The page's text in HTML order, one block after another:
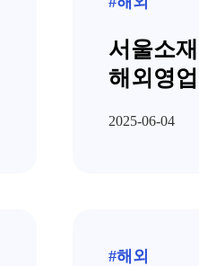
서울소
해외영
2025-06-04
#해외